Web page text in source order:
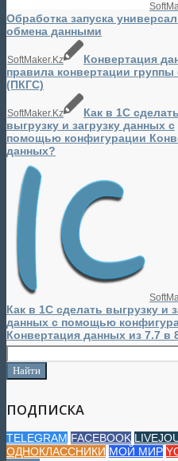
Обработка запуска
обмена данными
SoftMaker.Kz
Конвертация
правила конвертации группы
(ПКГС)
SoftMaker.Kz
Как в 1С сделать
выгрузку и загрузку данных с
помощью конфигурации
данных?
Как в 1С сделать выгрузку и
данных с помощью
Конвертация данных из 7.7 в
ПОДПИСКА
TELEGRAM FACEBOOK
ОДНОКЛАССНИКИ МОЙ МИР